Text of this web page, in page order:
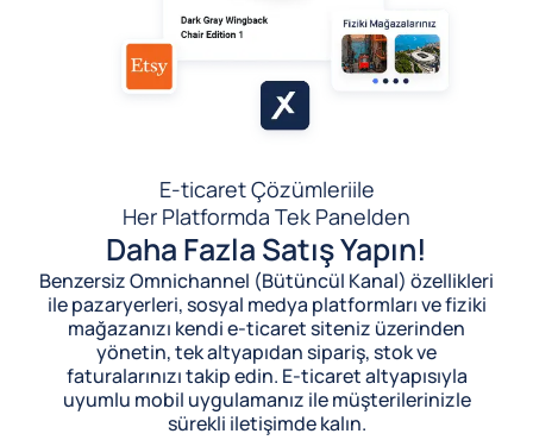
E-ticaret Çözümleriile
Her Platformda Tek Panelden
Daha Fazla Satış Yapın!
Benzersiz Omnichannel (Bütüncül Kanal) özellikleri
ile pazaryerleri, sosyal medya platformları ve fiziki
mağazanızı kendi e-ticaret siteniz üzerinden
yönetin, tek altyapıdan sipariş, stok ve
faturalarınızı takip edin. E-ticaret altyapısıyla
uyumlu mobil uygulamanız ile müşterilerinizle
sürekli iletişimde kalın.